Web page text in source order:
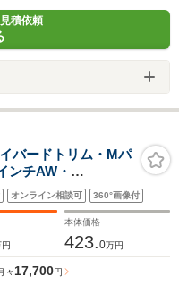
積依頼
バードトリム・Mパ
ンチAW・
イバシーガラス・
ドラレコ・ハンドル
煙車
オンライン相談可 360°画像付
円
本体価格
423.0万円
々 17,700円